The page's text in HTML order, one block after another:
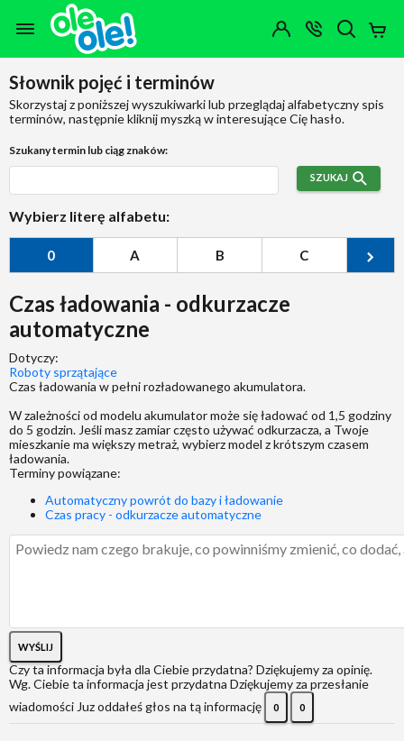
Przejdź do zawartości strony
Przejdź do wyszukiwarki
Przejdź do kategorii
Przejdź do stopki
OTWÓRZ
MENU
Moje
Konto
(0)
Słownik pojęć i terminów
Skorzystaj z poniższej wyszukiwarki lub przeglądaj alfabetyczny spis
terminów, następnie kliknij myszką w interesujące Cię hasło.
Szukany termin lub ciąg znaków:
SZUKAJ
Wybierz literę alfabetu:
0 A B C
Czas ładowania - odkurzacze
automatyczne
Dotyczy:
Roboty sprzątające
Czas ładowania w pełni rozładowanego akumulatora.
W zależności od modelu akumulator może się ładować od 1,5 godziny
do 5 godzin. Jeśli masz zamiar często używać odkurzacza, a Twoje
mieszkanie ma większy metraż, wybierz model z krótszym czasem
ładowania.
Terminy powiązane:
Automatyczny powrót do bazy i ładowanie
Czas pracy - odkurzacze automatyczne
WYŚLIJ
Czy ta informacja była dla Ciebie przydatna? Dziękujemy za opinię.
Wg. Ciebie ta informacja jest przydatna Dziękujemy za przesłanie
wiadomości Juz oddałeś głos na tą informację 0 0